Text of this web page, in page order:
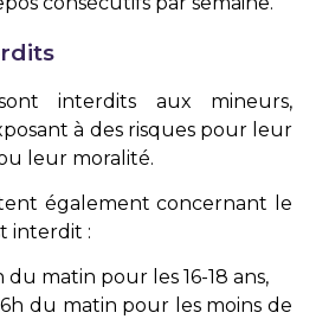
interdits aux mineurs,
à des risques pour leur
leur moralité.
également concernant le
interdit :
matin pour les 16-18 ans,
du matin pour les moins de